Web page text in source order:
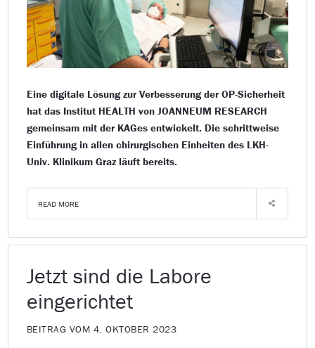
Eine digitale Lösung zur Verbesserung der OP-Sicherheit
hat das Institut HEALTH von JOANNEUM RESEARCH
gemeinsam mit der KAGes entwickelt. Die schrittweise
Einführung in allen chirurgischen Einheiten des LKH-
Univ. Klinikum Graz läuft bereits.
READ MORE
Jetzt sind die Labore
eingerichtet
BEITRAG VOM 4. OKTOBER 2023